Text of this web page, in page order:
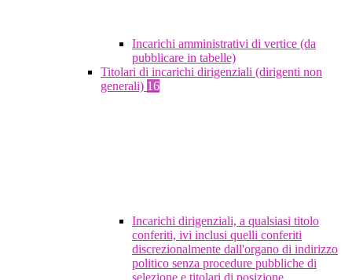
Incarichi amministrativi di vertice (da
pubblicare in tabelle)
Titolari di incarichi dirigenziali (dirigenti non
generali) 16
Incarichi dirigenziali, a qualsiasi titolo
conferiti, ivi inclusi quelli conferiti
discrezionalmente dall'organo di indirizzo
politico senza procedure pubbliche di